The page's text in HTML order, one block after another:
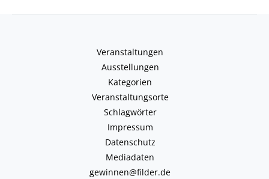
Veranstaltungen
Ausstellungen
Kategorien
Veranstaltungsorte
Schlagwörter
Impressum
Datenschutz
Mediadaten
gewinnen@filder.de